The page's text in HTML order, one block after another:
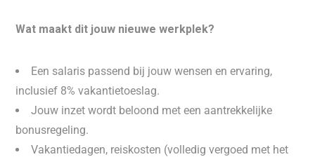
Wat maakt dit jouw nieuwe werkplek?
Een salaris passend bij jouw wensen en ervaring,
inclusief 8% vakantietoeslag.
Jouw inzet wordt beloond met een aantrekkelijke
bonusregeling.
Vakantiedagen, reiskosten (volledig vergoed met het